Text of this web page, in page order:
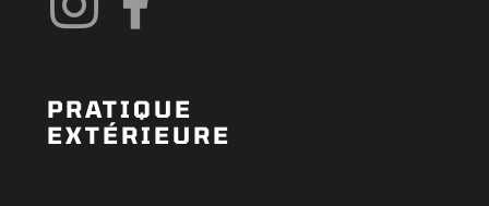
PRATIQUE
EXTÉRIEURE